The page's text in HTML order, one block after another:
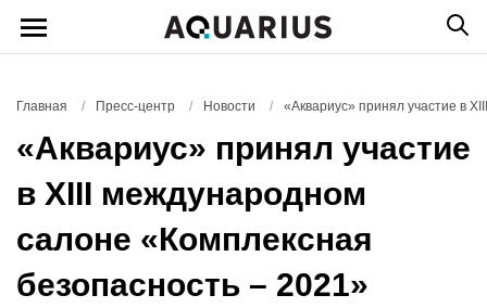
Главная / Пресс-центр / Новости / «Аквариус» принял участие в
«Аквариус» принял участие
в XIII международном
салоне «Комплексная
безопасность – 2021»